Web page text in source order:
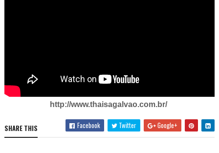
http://www.thaisagalvao.com.br/
SHARE THIS Facebook Twitter Google+